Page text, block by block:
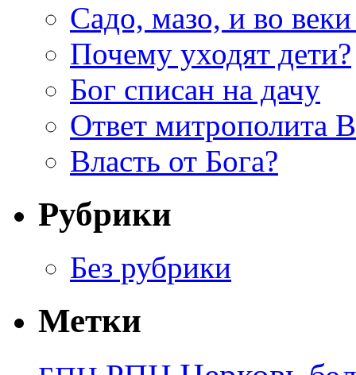
Садо, мазо, и во веки
Почему уходят дети?
Бог списан на дачу
Ответ митрополита
Власть от Бога?
Рубрики
Без рубрики
Метки